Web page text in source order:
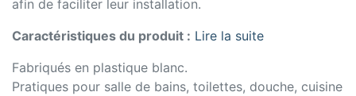
afin de faciliter leur installation.
Caractéristiques du produit : Lire la suite
Fabriqués en plastique blanc.
Pratiques pour salle de bains, toilettes, douche, cuisine